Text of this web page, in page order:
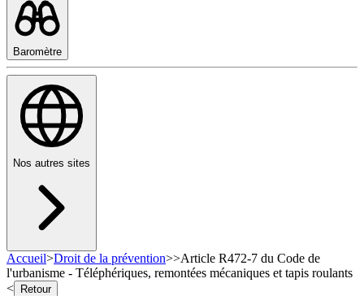
Baromètre
Nos autres sites
Accueil>Droit de la prévention>>Article R472-7 du Code de
l'urbanisme - Téléphériques, remontées mécaniques et tapis roulants
<
Retour